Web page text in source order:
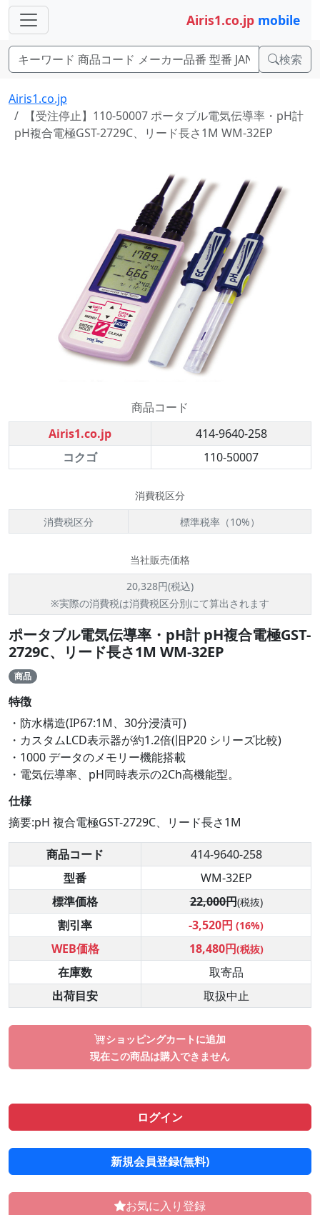
Airis1.co.jp mobile
検索
Airis1.co.jp
【受注停止】110-50007 ポータブル電気伝導率・pH計
pH複合電極GST-2729C、リード長さ1M WM-32EP
商品コード
Airis1.co.jp
414-9640-258
コクゴ
110-50007
消費税区分
消費税区分
標準税率（10%）
当社販売価格
20,328円(税込)
※実際の消費税は消費税区分別にて算出されます
ポータブル電気伝導率・pH計 pH複合電極GST-
2729C、リード長さ1M WM-32EP
商品
特徴
・防水構造(IP67:1M、30分浸漬可)
・カスタムLCD表示器が約1.2倍(旧P20 シリーズ比較)
・1000 データのメモリー機能搭載
・電気伝導率、pH同時表示の2Ch高機能型。
仕様
摘要:pH 複合電極GST-2729C、リード長さ1M
商品コード
414-9640-258
型番
WM-32EP
標準価格
22,000円(税抜)
割引率 -3,520円 (16%)
WEB価格 18,480円(税抜)
在庫数
取寄品
出荷目安
取扱中止
ショッピングカートに追加
現在この商品は購入できません
ログイン
新規会員登録(無料)
お気に入り登録